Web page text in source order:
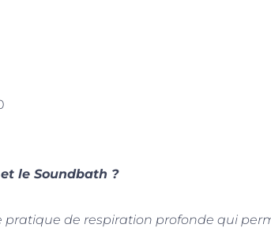
le Soundbath ?
pratique de respiration profonde qui